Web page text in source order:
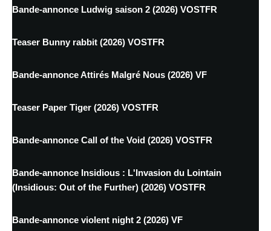
Bande-annonce Ludwig saison 2 (2026) VOSTFR
Teaser Bunny rabbit (2026) VOSTFR
Bande-annonce Attirés Malgré Nous (2026) VF
Teaser Paper Tiger (2026) VOSTFR
Bande-annonce Call of the Void (2026) VOSTFR
Bande-annonce Insidious : L'Invasion du Lointain
(Insidious: Out of the Further) (2026) VOSTFR
Bande-annonce violent night 2 (2026) VF